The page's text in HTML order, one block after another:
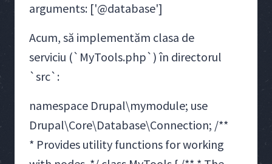
arguments: ['@database']
Acum, să implementăm clasa de
serviciu (`MyTools.php`) în directorul
`src`:
namespace Drupal\mymodule; use
Drupal\Core\Database\Connection; /**
* Provides utility functions for working